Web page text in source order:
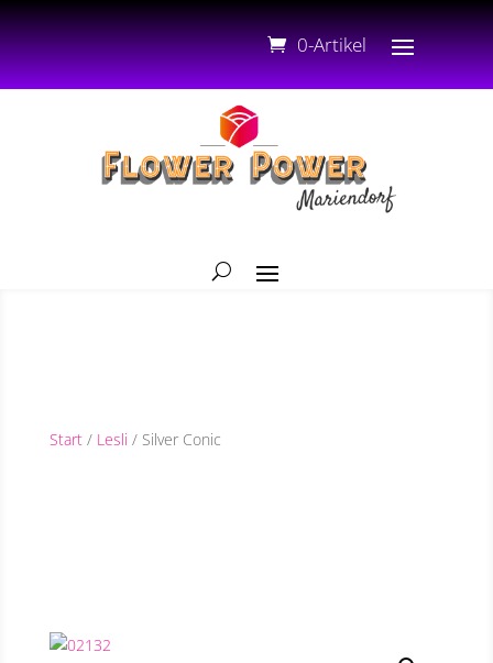
0-Artikel
Start/ Lesli / Silver Conic